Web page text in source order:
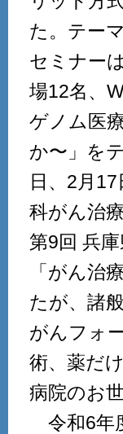
た。テー
セミナー
場12名、
ゲノム医
か〜」を
日、2月
科がん治
第9回 兵
「がん治
たが、諸
がんフォ
術、薬だ
病院のお
令和6年